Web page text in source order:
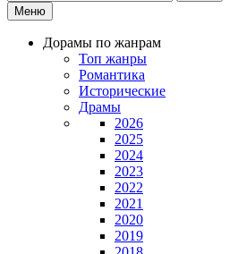
Меню
Дорамы по жанрам
Топ жанры
Романтика
Исторические
Драмы
2026
2025
2024
2023
2022
2021
2020
2019